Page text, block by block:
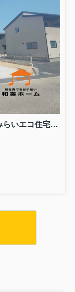
リーブルガーデン丸亀市川西町南◇みらいエコ住宅補助金対象のお得な長期優良住宅です。 ３号棟